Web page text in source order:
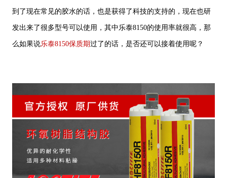
到了现在常见的胶水的话，也是获得了科技的支持的，现在也研
发出来了很多型号可以使用，其中乐泰8150的使用率就很高，那
么如果说乐泰8150保质期过了的话，是否还可以接着使用呢？